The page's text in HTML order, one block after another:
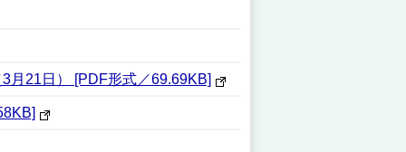
月21日） [PDF形式／69.69KB]